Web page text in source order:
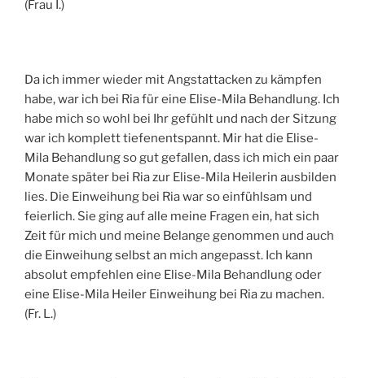
(Frau I.)
Da ich immer wieder mit Angstattacken zu kämpfen
habe, war ich bei Ria für eine Elise-Mila Behandlung. Ich
habe mich so wohl bei Ihr gefühlt und nach der Sitzung
war ich komplett tiefenentspannt. Mir hat die Elise-
Mila Behandlung so gut gefallen, dass ich mich ein paar
Monate später bei Ria zur Elise-Mila Heilerin ausbilden
lies. Die Einweihung bei Ria war so einfühlsam und
feierlich. Sie ging auf alle meine Fragen ein, hat sich
Zeit für mich und meine Belange genommen und auch
die Einweihung selbst an mich angepasst. Ich kann
absolut empfehlen eine Elise-Mila Behandlung oder
eine Elise-Mila Heiler Einweihung bei Ria zu machen.
(Fr. L.)